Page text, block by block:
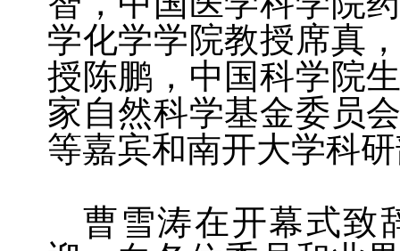
学化学学院教授席真
授陈鹏，中国科学院
家自然科学基金委员
等嘉宾和南开大学科
曹雪涛在开幕式致